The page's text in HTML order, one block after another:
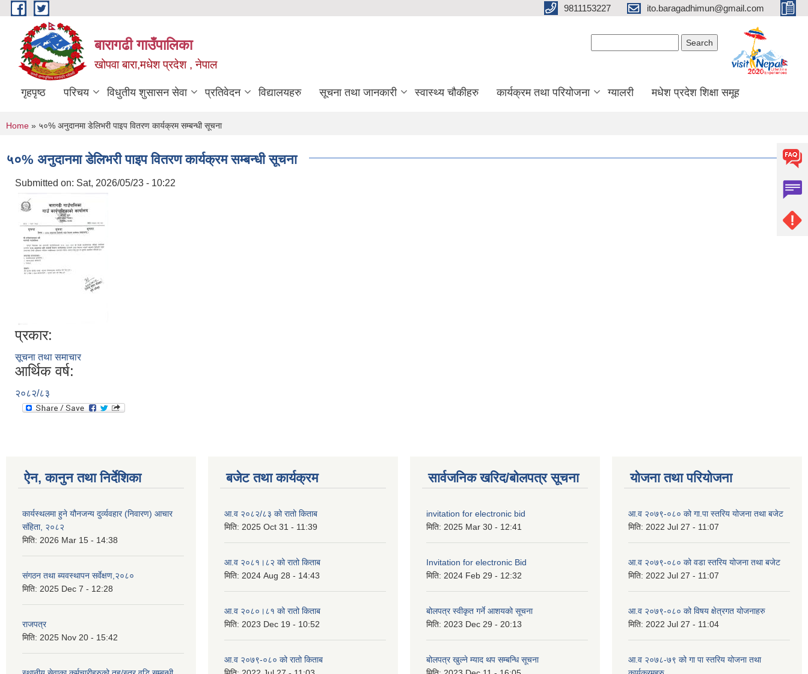
Skip to main content 9811153227 ito.baragadhimun@gmail.com
बारागढी गाउँपालिका
खोपवा बारा,मधेश प्रदेश , नेपाल
गृहपृष्ठ परिचय विधुतीय शुसासन सेवा प्रतिवेदन विद्यालयहरु सूचना तथा जानकारी स्वास्थ्य चौकीहरु कार्यक्रम तथा परियोजना ग्यालरी मधेश प्रदेश शिक्षा समूह
You are here
Home » ५०% अनुदानमा डेलिभरी पाइप वितरण कार्यक्रम सम्बन्धी सूचना
५०% अनुदानमा डेलिभरी पाइप वितरण कार्यक्रम सम्बन्धी सूचना
Submitted on: Sat, 2026/05/23 - 10:22
प्रकार:
सूचना तथा समाचार
आर्थिक वर्ष:
२०८२/८३
ऐन, कानुन तथा निर्देशिका
कार्यस्थलमा हुने यौनजन्य दुर्व्यवहार (निवारण) आचार
संहिता, २०८२
मिति: 2026 Mar 15 - 14:38
संगठन तथा ब्यवस्थापन सर्वेक्षण,२०८०
मिति: 2025 Dec 7 - 12:28
राजपत्र
मिति: 2025 Nov 20 - 15:42
बजेट तथा कार्यक्रम
आ.व २०८२/८३ को रातो किताब
मिति: 2025 Oct 31 - 11:39
आ.व २०८१।८२ को रातो किताब
मिति: 2024 Aug 28 - 14:43
आ.व २०८०।८१ को रातो किताब
मिति: 2023 Dec 19 - 10:52
आ.व २०७९-०८० को रातो किताब
सार्वजनिक खरिद/बोलपत्र सूचना
invitation for electronic bid
मिति: 2025 Mar 30 - 12:41
Invitation for electronic Bid
मिति: 2024 Feb 29 - 12:32
बोलपत्र स्वीकृत गर्ने आशयको सूचना
मिति: 2023 Dec 29 - 20:13
बोलपत्र खुल्ने म्याद थप सम्बन्धि सूचना
योजना तथा परियोजना
आ.व २०७९-०८० को गा.पा स्तरिय योजना तथा बजेट
मिति: 2022 Jul 27 - 11:07
आ.व २०७९-०८० को वडा स्तरिय योजना तथा बजेट
मिति: 2022 Jul 27 - 11:07
आ.व २०७९-०८० को विषय क्षेत्रगत योजनाहरु
मिति: 2022 Jul 27 - 11:04
आ.व २०७८-७९ को गा पा स्तरिय योजना तथा